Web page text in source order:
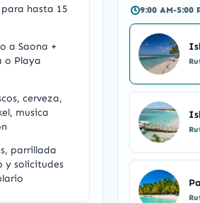
hasta 15
a Saona +
o Playa
cerveza,
musica
parrillada
y solicitudes
9:00 AM-5:00